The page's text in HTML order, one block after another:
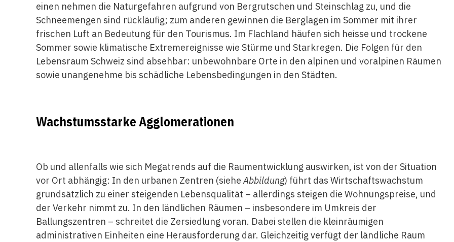
einen nehmen die Naturgefahren aufgrund von Bergrutschen und Steinschlag zu, und die
Schneemengen sind rückläufig; zum anderen gewinnen die Berglagen im Sommer mit ihrer
frischen Luft an Bedeutung für den Tourismus. Im Flachland häufen sich heisse und trockene
Sommer sowie klimatische Extremereignisse wie Stürme und Starkregen. Die Folgen für den
Lebensraum Schweiz sind absehbar: unbewohnbare Orte in den alpinen und voralpinen Räumen
sowie unangenehme bis schädliche Lebensbedingungen in den Städten.
Wachstumsstarke Agglomerationen
Ob und allenfalls wie sich Megatrends auf die Raumentwicklung auswirken, ist von der Situation
vor Ort abhängig: In den urbanen Zentren (sieheAbbildung) führt das Wirtschaftswachstum
grundsätzlich zu einer steigenden Lebensqualität – allerdings steigen die Wohnungspreise, und
der Verkehr nimmt zu. In den ländlichen Räumen – insbesondere im Umkreis der
Ballungszentren – schreitet die Zersiedlung voran. Dabei stellen die kleinräumigen
administrativen Einheiten eine Herausforderung dar. Gleichzeitig verfügt der ländliche Raum